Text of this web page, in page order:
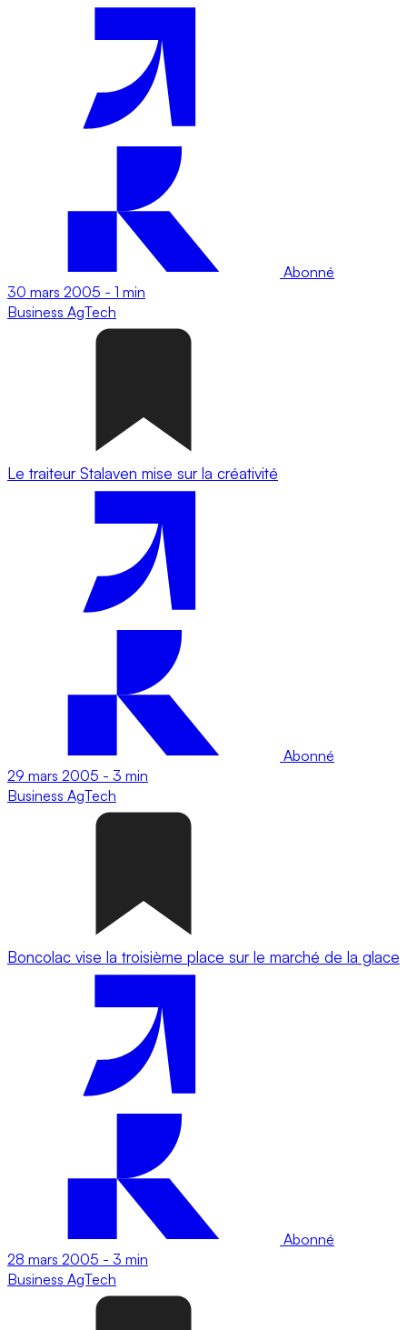
Abonné
30 mars 2005 - 1 min
Business AgTech
Le traiteur Stalaven mise sur la créativité
Abonné
29 mars 2005 - 3 min
Business AgTech
Boncolac vise la troisième place sur le marché de la glace
Abonné
28 mars 2005 - 3 min
Business AgTech